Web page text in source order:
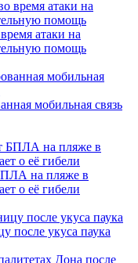
атаки на
помощь
мобильная связь
на пляже в
о её гибели
после укуса паука